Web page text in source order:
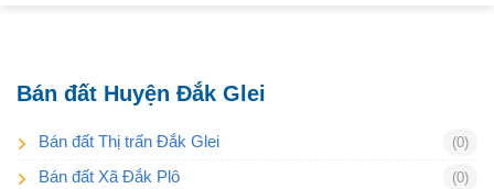
Bán đất Huyện Đắk Glei
Bán đất Thị trấn Đắk Glei (0)
Bán đất Xã Đắk Plô (0)